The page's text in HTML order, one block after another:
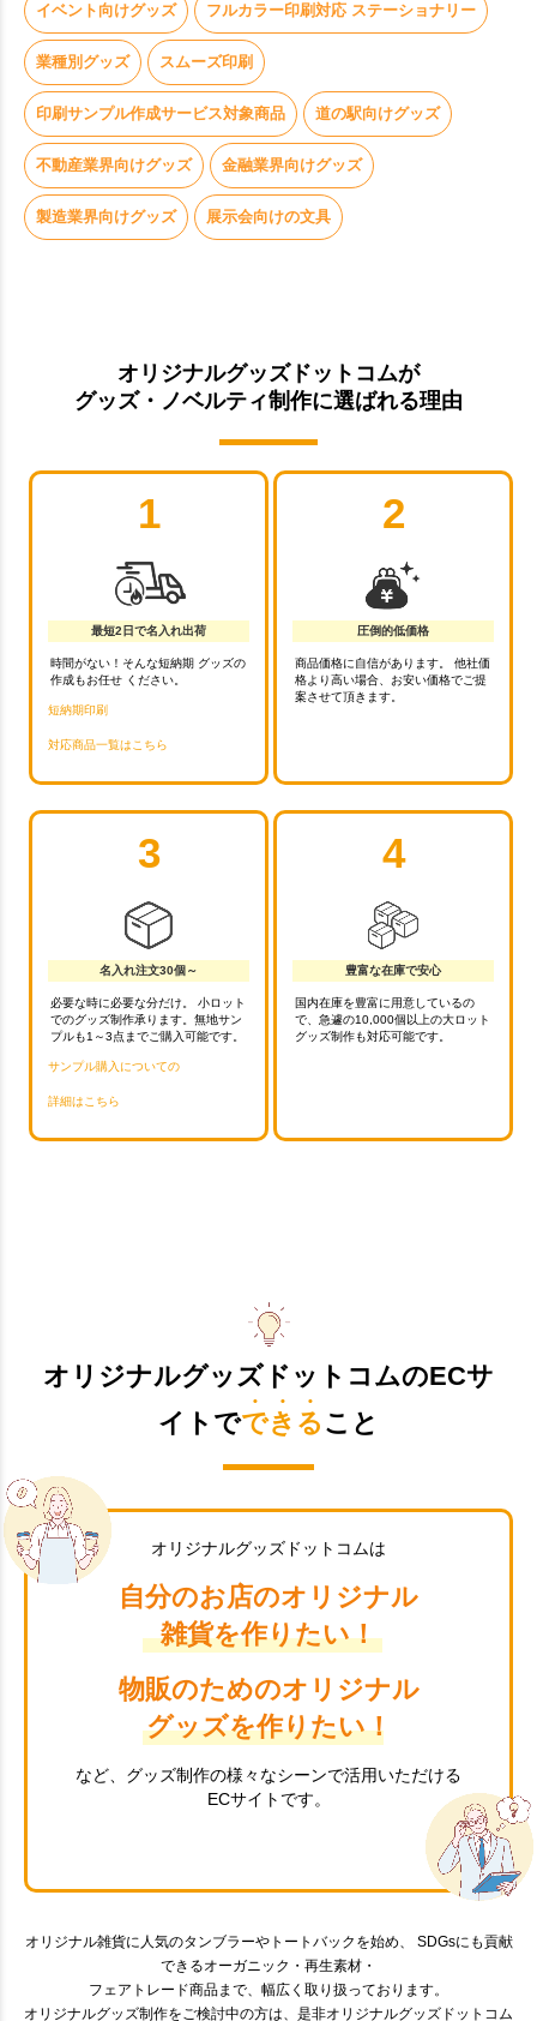
イベント向けグッズ フルカラー印刷対応 ステーショナリー
業種別グッズ スムーズ印刷
印刷サンプル作成サービス対象商品 道の駅向けグッズ
不動産業界向けグッズ 金融業界向けグッズ
製造業界向けグッズ 展示会向けの文具
オリジナルグッズドットコムが
グッズ・ノベルティ制作に選ばれる理由
1
最短2日で名入れ出荷
時間がない！そんな短納期 グッズの
作成もお任せ ください。
短納期印刷
対応商品一覧はこちら
2
圧倒的低価格
商品価格に自信があります。 他社価
格より高い場合、お安い価格でご提
案させて頂きます。
3
名入れ注文30個～
必要な時に必要な分だけ。 小ロット
でのグッズ制作承ります。無地サン
プルも1～3点までご購入可能です。
サンプル購入についての
詳細はこちら
4
豊富な在庫で安心
国内在庫を豊富に用意しているの
で、急遽の10,000個以上の大ロット
グッズ制作も対応可能です。
オリジナルグッズドットコムのECサ
イトでできる こと
オリジナルグッズドットコムは
自分のお店のオリジナル
雑貨を作りたい！
物販のためのオリジナル
グッズを作りたい！
など、グッズ制作の様々なシーンで活用いただける
ECサイトです。
オリジナル雑貨に人気のタンブラーやトートバックを始め、 SDGsにも貢献
できるオーガニック・再生素材・
フェアトレード商品まで、幅広く取り扱っております。
オリジナルグッズ制作をご検討中の方は、是非オリジナルグッズドットコム